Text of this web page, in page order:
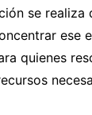
se realiza
ese
quienes